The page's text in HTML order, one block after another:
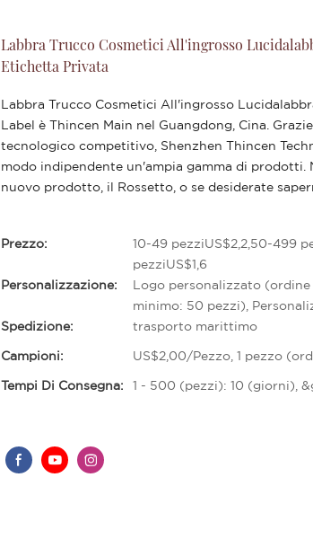
Labbra Trucco Cosmetici All'ingrosso
Etichetta Privata
Labbra Trucco Cosmetici All'ingrosso
Label è Thincen Main nel Guangdong, Cina.
tecnologico competitivo, Shenzhen Thincen
modo indipendente un'ampia gamma di
nuovo prodotto, il Rossetto, o se desiderate
Prezzo:
10-49 pezziUS$2,2,50-499
pezziUS$1,6
Personalizzazione:
Logo personalizzato
minimo: 50 pezzi),
Spedizione:
trasporto marittimo
Campioni: US$2,00/Pezzo, 1 pezzo
Tempi Di Consegna: 1 - 500 (pezzi): 10 (giorni),